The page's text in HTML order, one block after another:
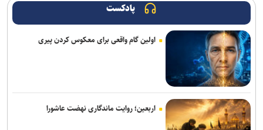
پادکست
اولین گام واقعی برای معکوس کردن پیری
اربعین؛ روایت ماندگاری نهضت عاشورا